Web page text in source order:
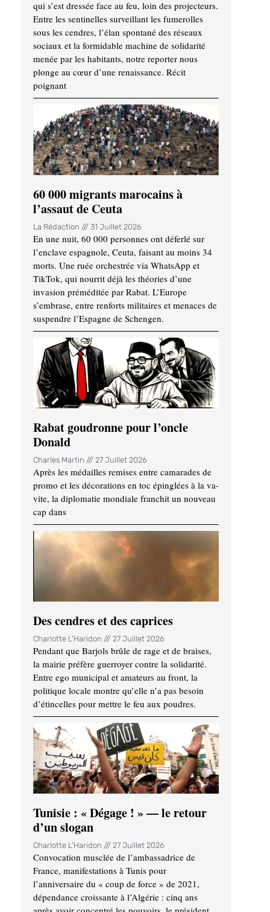
qui s’est dressée face au feu, loin des projecteurs.
Entre les sentinelles surveillant les fumerolles
sous les cendres, l’élan spontané des réseaux
sociaux et la formidable machine de solidarité
menée par les habitants, notre reporter nous
plonge au cœur d’une renaissance. Récit
poignant
60 000 migrants marocains à
l’assaut de Ceuta
La Rédaction 31 Juillet 2026
En une nuit, 60 000 personnes ont déferlé sur
l’enclave espagnole, Ceuta, faisant au moins 34
morts. Une ruée orchestrée via WhatsApp et
TikTok, qui nourrit déjà les théories d’une
invasion préméditée par Rabat. L’Europe
s’embrase, entre renforts militaires et menaces de
suspendre l’Espagne de Schengen.
Rabat goudronne pour l’oncle
Donald
Charles Martin 27 Juillet 2026
Après les médailles remises entre camarades de
promo et les décorations en toc épinglées à la va-
vite, la diplomatie mondiale franchit un nouveau
cap dans
Des cendres et des caprices
Charlotte L'Haridon 27 Juillet 2026
Pendant que Barjols brûle de rage et de braises,
la mairie préfère guerroyer contre la solidarité.
Entre ego municipal et amateurs au front, la
politique locale montre qu’elle n’a pas besoin
d’étincelles pour mettre le feu aux poudres.
Tunisie : « Dégage ! » — le retour
d’un slogan
Charlotte L'Haridon 27 Juillet 2026
Convocation musclée de l’ambassadrice de
France, manifestations à Tunis pour
l’anniversaire du « coup de force » de 2021,
dépendance croissante à l’Algérie : cinq ans